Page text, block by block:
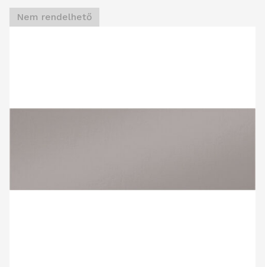
Nem rendelhető